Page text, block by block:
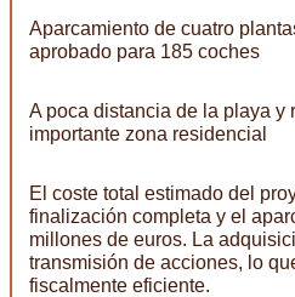
Aparcamiento de cuatro
aprobado para 185 coches
A poca distancia de la playa y
importante zona residencial
El coste total estimado del
finalización completa y el
millones de euros. La
transmisión de acciones, lo
fiscalmente eficiente.